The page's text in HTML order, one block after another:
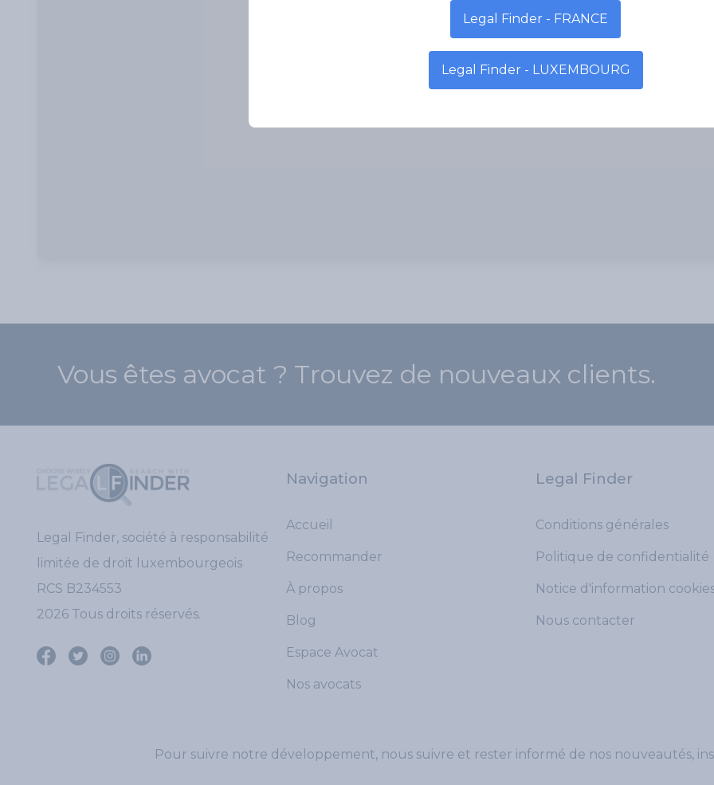
Vous êtes avocat ? Trouvez de nouveaux clients.
Legal Finder, société à responsabilité
limitée de droit luxembourgeois
RCS B234553
2026 Tous droits réservés.
Navigation
Accueil
Recommander
À propos
Blog
Espace Avocat
Nos avocats
Legal Finder
Conditions générales
Politique de confidentialité
Notice d'information
Nous contacter
Pour suivre notre développement, nous suivre et rester informé de nos nouveautés,
Legal Finder - FRANCE
Legal Finder - LUXEMBOURG